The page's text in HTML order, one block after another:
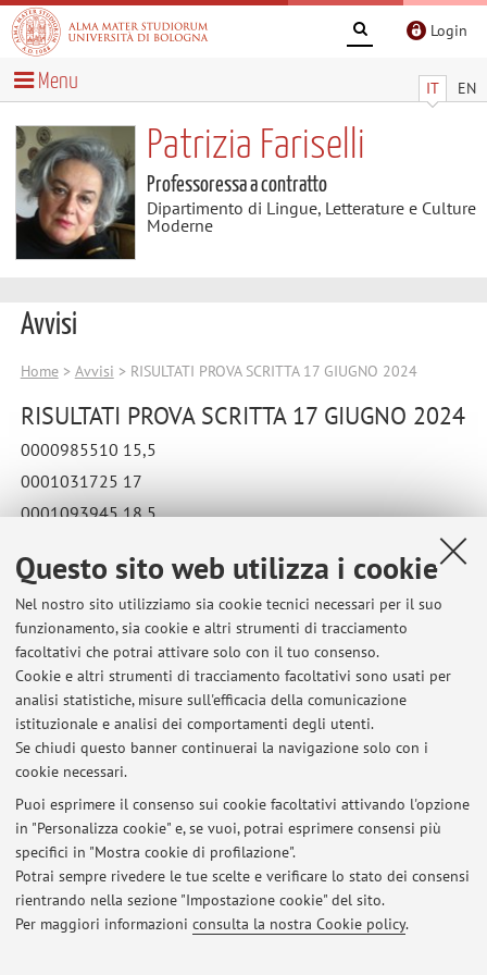
Questo sito web utilizza i cookie
Nel nostro sito utilizziamo sia cookie tecnici necessari per il suo
funzionamento, sia cookie e altri strumenti di tracciamento
facoltativi che potrai attivare solo con il tuo consenso.
Cookie e altri strumenti di tracciamento facoltativi sono usati per
analisi statistiche, misure sull'efficacia della comunicazione
istituzionale e analisi dei comportamenti degli utenti.
Se chiudi questo banner continuerai la navigazione solo con i
cookie necessari.
Puoi esprimere il consenso sui cookie facoltativi attivando l'opzione
in "Personalizza cookie" e, se vuoi, potrai esprimere consensi più
specifici in "Mostra cookie di profilazione".
Potrai sempre rivedere le tue scelte e verificare lo stato dei consensi
rientrando nella sezione "Impostazione cookie" del sito.
Per maggiori informazioni consulta la nostra Cookie policy.
Login
IT EN
Menu
Patrizia Fariselli
Professoressa a contratto
Dipartimento di Lingue, Letterature e Culture
Moderne
Avvisi
Home> Avvisi > RISULTATI PROVA SCRITTA 17 GIUGNO 2024
RISULTATI PROVA SCRITTA 17 GIUGNO 2024
0000985510 15,5
0001031725 17
0001093945 18,5
Pubblicato il: 17 giugno 2024
Ultimi avvisi
RISULTATI PROVA SCRITTA 20 LUGLIO 2026
Pubblicato il: 20 luglio 2026
RISULTATI PROVA SCRITTA 22 GIUGNO 2026
Pubblicato il: 22 giugno 2026
RISULTATI PROVA SCRITTA 27 MAGGIO 2026
Pubblicato il: 27 maggio 2026